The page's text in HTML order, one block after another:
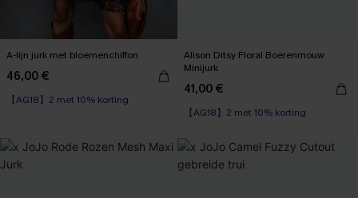
A-lijn jurk met bloemenchiffon
46,00 €
【AG18】2 met 10% korting
High Waist
Alison Ditsy Floral Boerenmouw
Minijurk
41,00 €
【AG18】2 met 10% korting
High Waist